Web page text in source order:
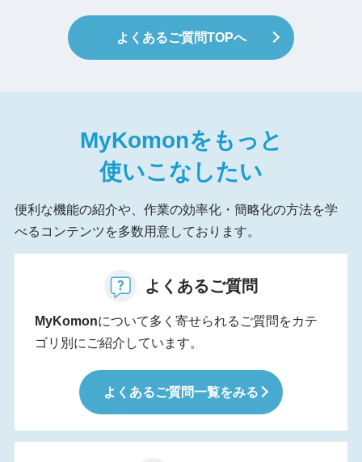
よくあるご質問TOPへ
MyKomonをもっと
使いこなしたい
便利な機能の紹介や、作業の効率化・簡略化の方法を学
べるコンテンツを多数用意しております。
よくあるご質問
MyKomonについて多く寄せられるご質問をカテ
ゴリ別にご紹介しています。
よくあるご質問一覧をみる